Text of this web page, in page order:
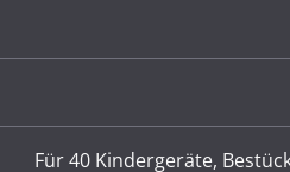
Für 40 Kindergeräte,